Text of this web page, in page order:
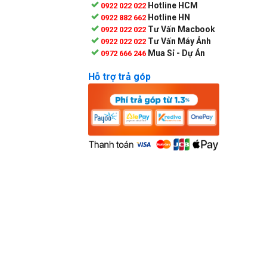
0922 022 022 Hotline HCM
0922 882 662 Hotline HN
0922 022 022 Tư Vấn Macbook
0922 022 022 Tư Vấn Máy Ảnh
0972 666 246 Mua Sỉ - Dự Án
Hỗ trợ trả góp